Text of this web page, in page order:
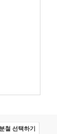
분철 선택하기